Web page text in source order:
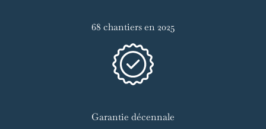
68 chantiers en 2025
Garantie décennale